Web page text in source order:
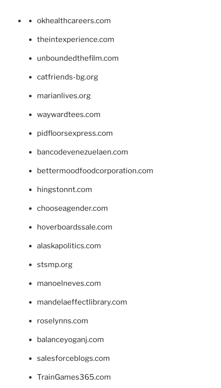
okhealthcareers.com
theintexperience.com
unboundedthefilm.com
catfriends-bg.org
marianlives.org
waywardtees.com
pidfloorsexpress.com
bancodevenezuelaen.com
bettermoodfoodcorporation.com
hingstonnt.com
chooseagender.com
hoverboardssale.com
alaskapolitics.com
stsmp.org
manoelneves.com
mandelaeffectlibrary.com
roselynns.com
balanceyoganj.com
salesforceblogs.com
TrainGames365.com